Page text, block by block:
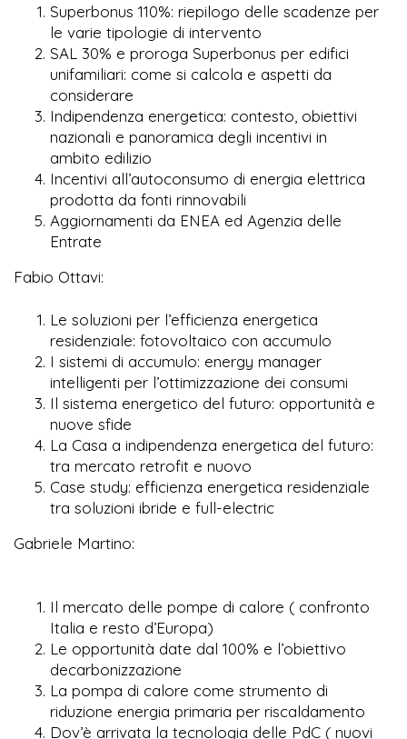
Superbonus 110%: riepilogo delle scadenze per
le varie tipologie di intervento
SAL 30% e proroga Superbonus per edifici
unifamiliari: come si calcola e aspetti da
considerare
Indipendenza energetica: contesto, obiettivi
nazionali e panoramica degli incentivi in
ambito edilizio
Incentivi all’autoconsumo di energia elettrica
prodotta da fonti rinnovabili
Aggiornamenti da ENEA ed Agenzia delle
Entrate
Fabio Ottavi:
Le soluzioni per l’efficienza energetica
residenziale: fotovoltaico con accumulo
I sistemi di accumulo: energy manager
intelligenti per l’ottimizzazione dei consumi
Il sistema energetico del futuro: opportunità e
nuove sfide
La Casa a indipendenza energetica del futuro:
tra mercato retrofit e nuovo
Case study: efficienza energetica residenziale
tra soluzioni ibride e full-electric
Gabriele Martino:
Il mercato delle pompe di calore ( confronto
Italia e resto d’Europa)
Le opportunità date dal 100% e l’obiettivo
decarbonizzazione
La pompa di calore come strumento di
riduzione energia primaria per riscaldamento
Dov’è arrivata la tecnologia delle PdC ( nuovi